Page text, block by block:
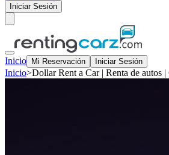
Iniciar Sesión
Inicio Mi Reservación Iniciar Sesión
Inicio>Dollar Rent a Car | Renta de autos